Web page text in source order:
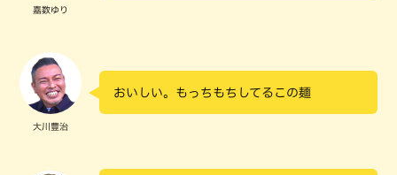
嘉数ゆり
大川豊治
おいしい。もっちもちしてるこの麺